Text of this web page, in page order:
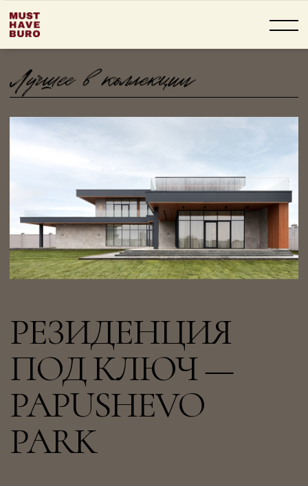
РЕЗИДЕНЦИЯ
ПОД КЛЮЧ —
PAPUSHEVO
PARK
В охраняемом клубном посёлке Papushevo
Park предлагается новый современный
дом — архитектурное высказывание в духе
минимализма с тонкими отсылками
к эстетике 1970-х годов
Пространство выстроено ясно и логично: